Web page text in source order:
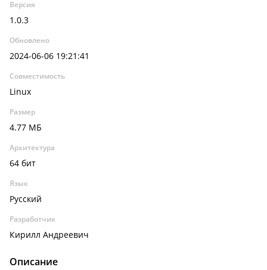
Версия
1.0.3
Обновлено
2024-06-06 19:21:41
Совместимость
Linux
Размер
4.77 МБ
Архитектура
64 бит
Язык
Русский
Разработчик
Кирилл Андреевич
Описание